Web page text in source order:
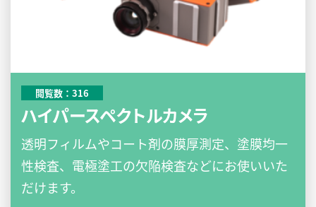
閲覧数：316
ハイパースペクトルカメラ
透明フィルムやコート剤の膜厚測定、塗膜均一
性検査、電極塗工の欠陥検査などにお使いいた
だけます。